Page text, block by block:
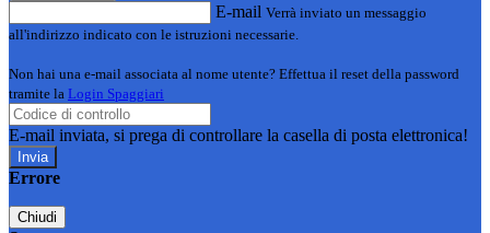
E-mail Verrà inviato un messaggio
all'indirizzo indicato con le istruzioni necessarie.
Non hai una e-mail associata al nome utente? Effettua il reset della password
tramite la Login Spaggiari
E-mail inviata, si prega di controllare la casella di posta elettronica!
Errore
Chiudi